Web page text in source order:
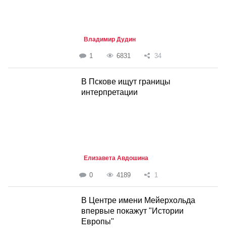
Владимир Дудин
1 6831 34
В Пскове ищут границы
интерпретации
Елизавета Авдошина
0 4189 1
В Центре имени Мейерхольда
впервые покажут "Истории
Европы"